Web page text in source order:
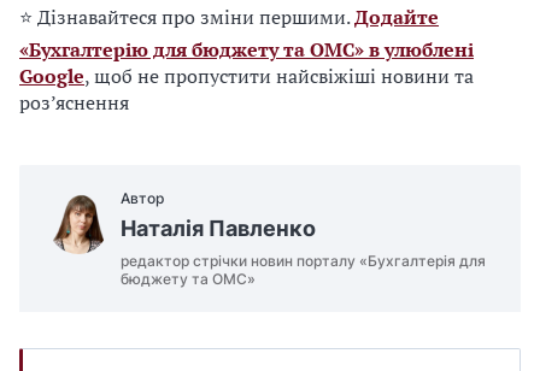
⭐ Дізнавайтеся про зміни першими.Додайте
«Бухгалтерію для бюджету та ОМС» в улюблені
Google, щоб не пропустити найсвіжіші новини та
роз’яснення
Автор
Наталія Павленко
редактор стрічки новин порталу «Бухгалтерія для
бюджету та ОМС»